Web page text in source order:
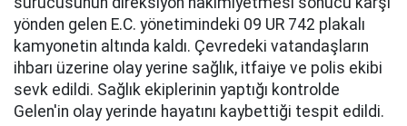
yönden gelen E.C. yönetimindeki 09 UR 742 plakalı
kamyonetin altında kaldı. Çevredeki vatandaşların
ihbarı üzerine olay yerine sağlık, itfaiye ve polis ekibi
sevk edildi. Sağlık ekiplerinin yaptığı kontrolde
Gelen'in olay yerinde hayatını kaybettiği tespit edildi.